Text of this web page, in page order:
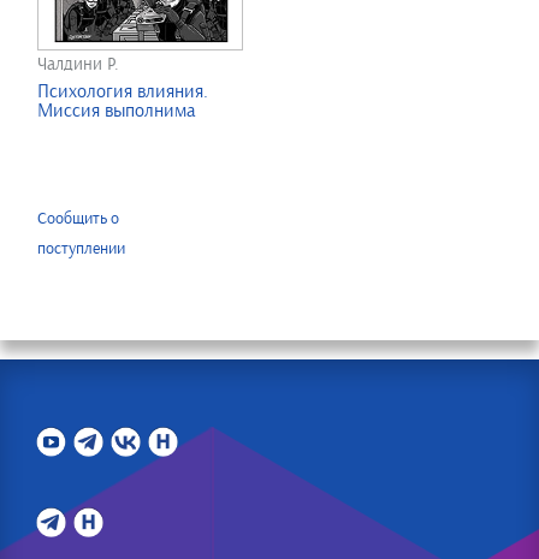
Чалдини Р.
Психология влияния.
Миссия выполнима
Сообщить о
поступлении